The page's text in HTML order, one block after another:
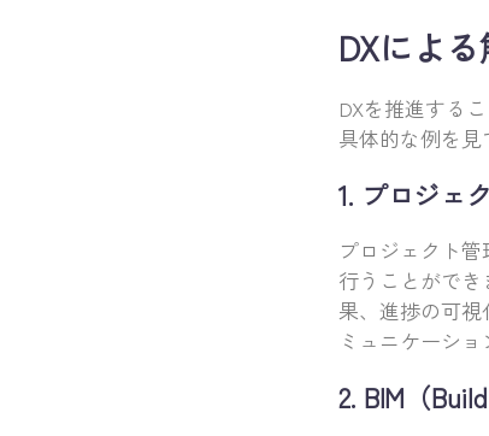
DXによ
DXを推進する
具体的な例を見
1. プロジェ
プロジェクト
行うことがで
果、進捗の可
ミュニケーシ
2. BIM（